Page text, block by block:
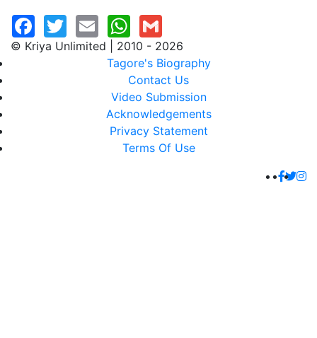
© Kriya Unlimited | 2010 - 2026
Tagore's Biography
Contact Us
Video Submission
Acknowledgements
Privacy Statement
Terms Of Use